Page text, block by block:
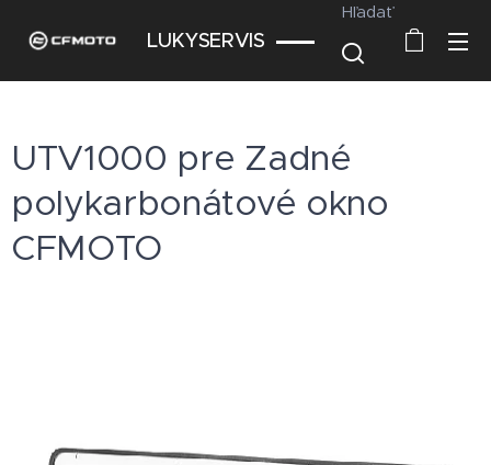
LUKYSERVIS
Hľadať
UTV1000 pre Zadné
polykarbonátové okno
CFMOTO